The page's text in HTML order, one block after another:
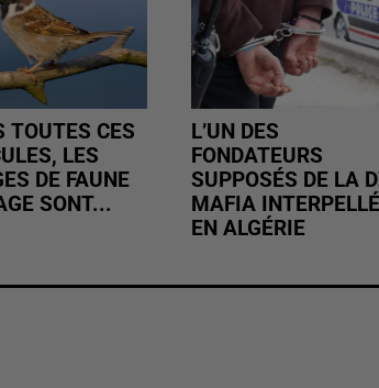
TOUTES CES
LES
DE FAUNE
SONT...
L’UN DES
FONDATEURS
SUPPOSÉS DE LA
MAFIA INTERPELLÉ
EN ALGÉRIE